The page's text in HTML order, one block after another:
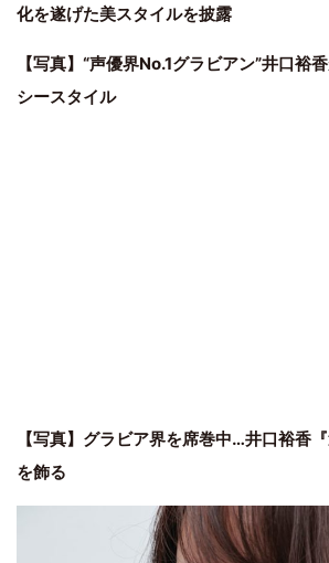
化を遂げた美スタイルを披露
【写真】“声優界No.1グラビアン”井口裕
シースタイル
【写真】グラビア界を席巻中…井口裕香
を飾る